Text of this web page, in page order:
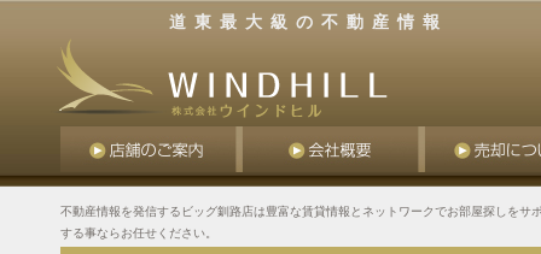
道東最大級の不動産情報
不動産情報を発信するビッグ釧路店は豊富な賃貸情報とネットワークでお部屋探しをサ
する事ならお任せください。